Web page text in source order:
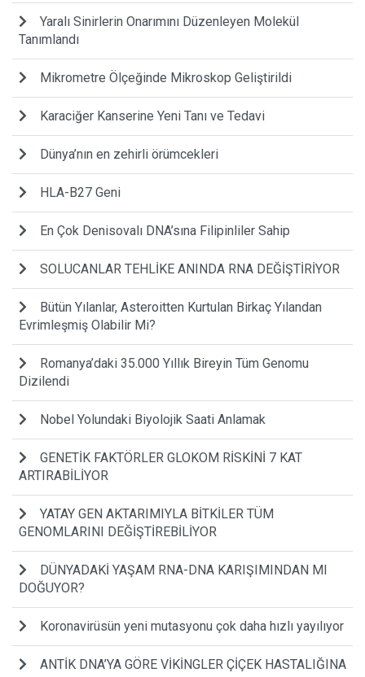
Yaralı Sinirlerin Onarımını Düzenleyen Molekül
Tanımlandı
Mikrometre Ölçeğinde Mikroskop Geliştirildi
Karaciğer Kanserine Yeni Tanı ve Tedavi
Dünya’nın en zehirli örümcekleri
HLA-B27 Geni
En Çok Denisovalı DNA’sına Filipinliler Sahip
SOLUCANLAR TEHLİKE ANINDA RNA DEĞİŞTİRİYOR
Bütün Yılanlar, Asteroitten Kurtulan Birkaç Yılandan
Evrimleşmiş Olabilir Mi?
Romanya’daki 35.000 Yıllık Bireyin Tüm Genomu
Dizilendi
Nobel Yolundaki Biyolojik Saati Anlamak
GENETİK FAKTÖRLER GLOKOM RİSKİNİ 7 KAT
ARTIRABİLİYOR
YATAY GEN AKTARIMIYLA BİTKİLER TÜM
GENOMLARINI DEĞİŞTİREBİLİYOR
DÜNYADAKİ YAŞAM RNA-DNA KARIŞIMINDAN MI
DOĞUYOR?
Koronavirüsün yeni mutasyonu çok daha hızlı yayılıyor
ANTİK DNA’YA GÖRE VİKİNGLER ÇİÇEK HASTALIĞINA